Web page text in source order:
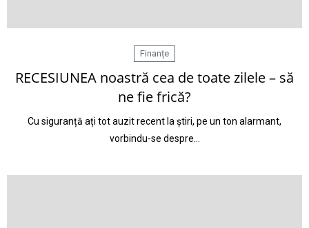
Finanțe
RECESIUNEA noastră cea de toate zilele – să
ne fie frică?
Cu siguranță ați tot auzit recent la știri, pe un ton alarmant,
vorbindu-se despre…